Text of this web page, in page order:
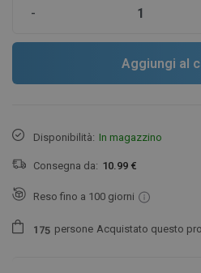
-
Aggiungi al
Disponibilità: In magazzino
Consegna da: 10.99 €
Reso fino a 100 giorni
1 75 persone Acquistato questo